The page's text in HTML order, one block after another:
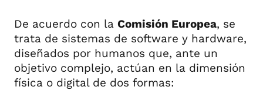
De acuerdo con la Comisión Europea, se
trata de sistemas de software y hardware,
diseñados por humanos que, ante un
objetivo complejo, actúan en la dimensión
física o digital de dos formas: